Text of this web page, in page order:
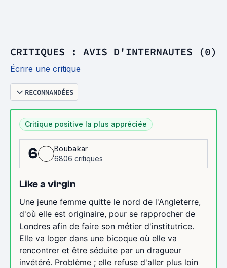
CRITIQUES : AVIS D'INTERNAUTES (0)
Écrire une critique
RECOMMANDÉES
Critique positive la plus appréciée
6
Boubakar
6806 critiques
Like a virgin
Une jeune femme quitte le nord de l'Angleterre,
d'où elle est originaire, pour se rapprocher de
Londres afin de faire son métier d'institutrice.
Elle va loger dans une bicoque où elle va
rencontrer et être séduite par un dragueur
invétéré. Problème ; elle refuse d'aller plus loin